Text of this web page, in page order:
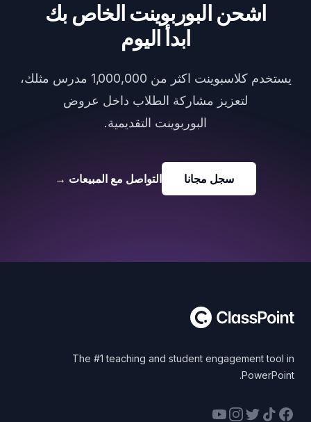
اشحن البوربوينت الخاص بك
ابدأ اليوم
يستخدم كلاسبوينت اكثر من 1,000,000 مدرس مثلك،
لتعزيز مشاركة الطلاب داخل عروض
البوربوينت التقديمية.
سجل مجانا التواصل مع المبيعات →
The #1 teaching and student engagement tool in
PowerPoint.
Facebook
TikTok
Twitter
Instagram
YouTube